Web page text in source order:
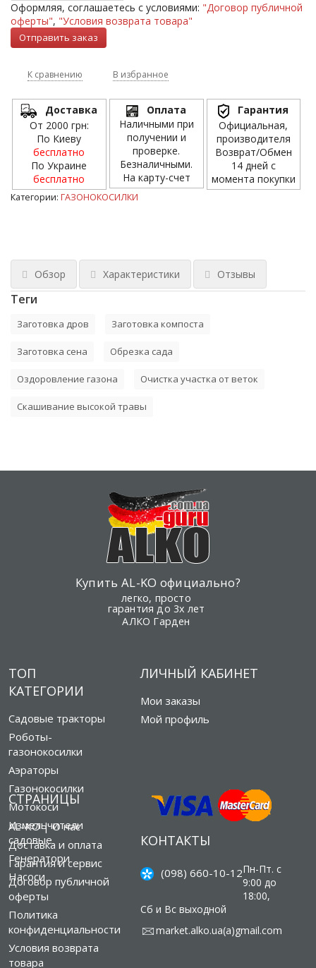
Оформляя, соглашаетесь с условиями: "Договор публичной
оферты", "Условия возврата товара"
К сравнению В избранное
Доставка
От 2000 грн:
По Киеву
бесплатно
По Украине
бесплатно
Оплата
Наличными при
получении и
проверке.
Безналичными.
На карту-счет
Гарантия
Официальная,
производителя
Возврат/Обмен
14 дней с
момента покупки
Категории: ГАЗОНОКОСИЛКИ
Обзор Характеристики Отзывы
Теги
Заготовка дров Заготовка компоста
Заготовка сена Обрезка сада
Оздоровление газона Очистка участка от веток
Скашивание высокой травы
Купить AL-KO официально?
легко, просто
гарантия до 3х лет
АЛКО Гарден
ТОП
КАТЕГОРИИ
Садовые тракторы
Роботы-
газонокосилки
Аэраторы
Газонокосилки
Мотокоси
Измельчители
садовые
Генератори
Насоси
СТРАНИЦЫ
AL-KO | О нас
Доставка и оплата
Гарантия и сервис
Договор публичной
оферты
Политика
конфиденциальности
Условия возврата
товара
ЛИЧНЫЙ КАБИНЕТ
Мои заказы
Мой профиль
КОНТАКТЫ
(098) 660-10-12Пн-Пт. с
9:00 до
18:00,
Сб и Вс выходной
market.alko.ua(а)gmail.com